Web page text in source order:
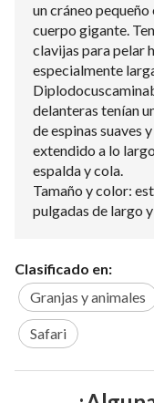
un cráneo
cuerpo gigante.
clavijas para pelar
especialmente
delanteras tenían
de espinas suaves
extendido a lo
espalda y cola.
Tamaño y color:
pulgadas de largo
Clasificado en:
Granjas y animales
Safari